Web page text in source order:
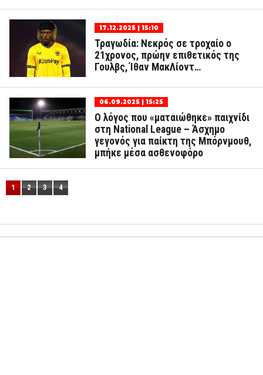
17.12.2025 | 15:10
Τραγωδία: Νεκρός σε τροχαίο ο
21χρονος, πρώην επιθετικός της
Γουλβς, Ίθαν ΜακΛίοντ…
06.09.2025 | 15:25
Ο λόγος που «ματαιώθηκε» παιχνίδι
στη National League – Άσχημο
γεγονός για παίκτη της Μπόρνμουθ,
μπήκε μέσα ασθενοφόρο
1 2 3 4